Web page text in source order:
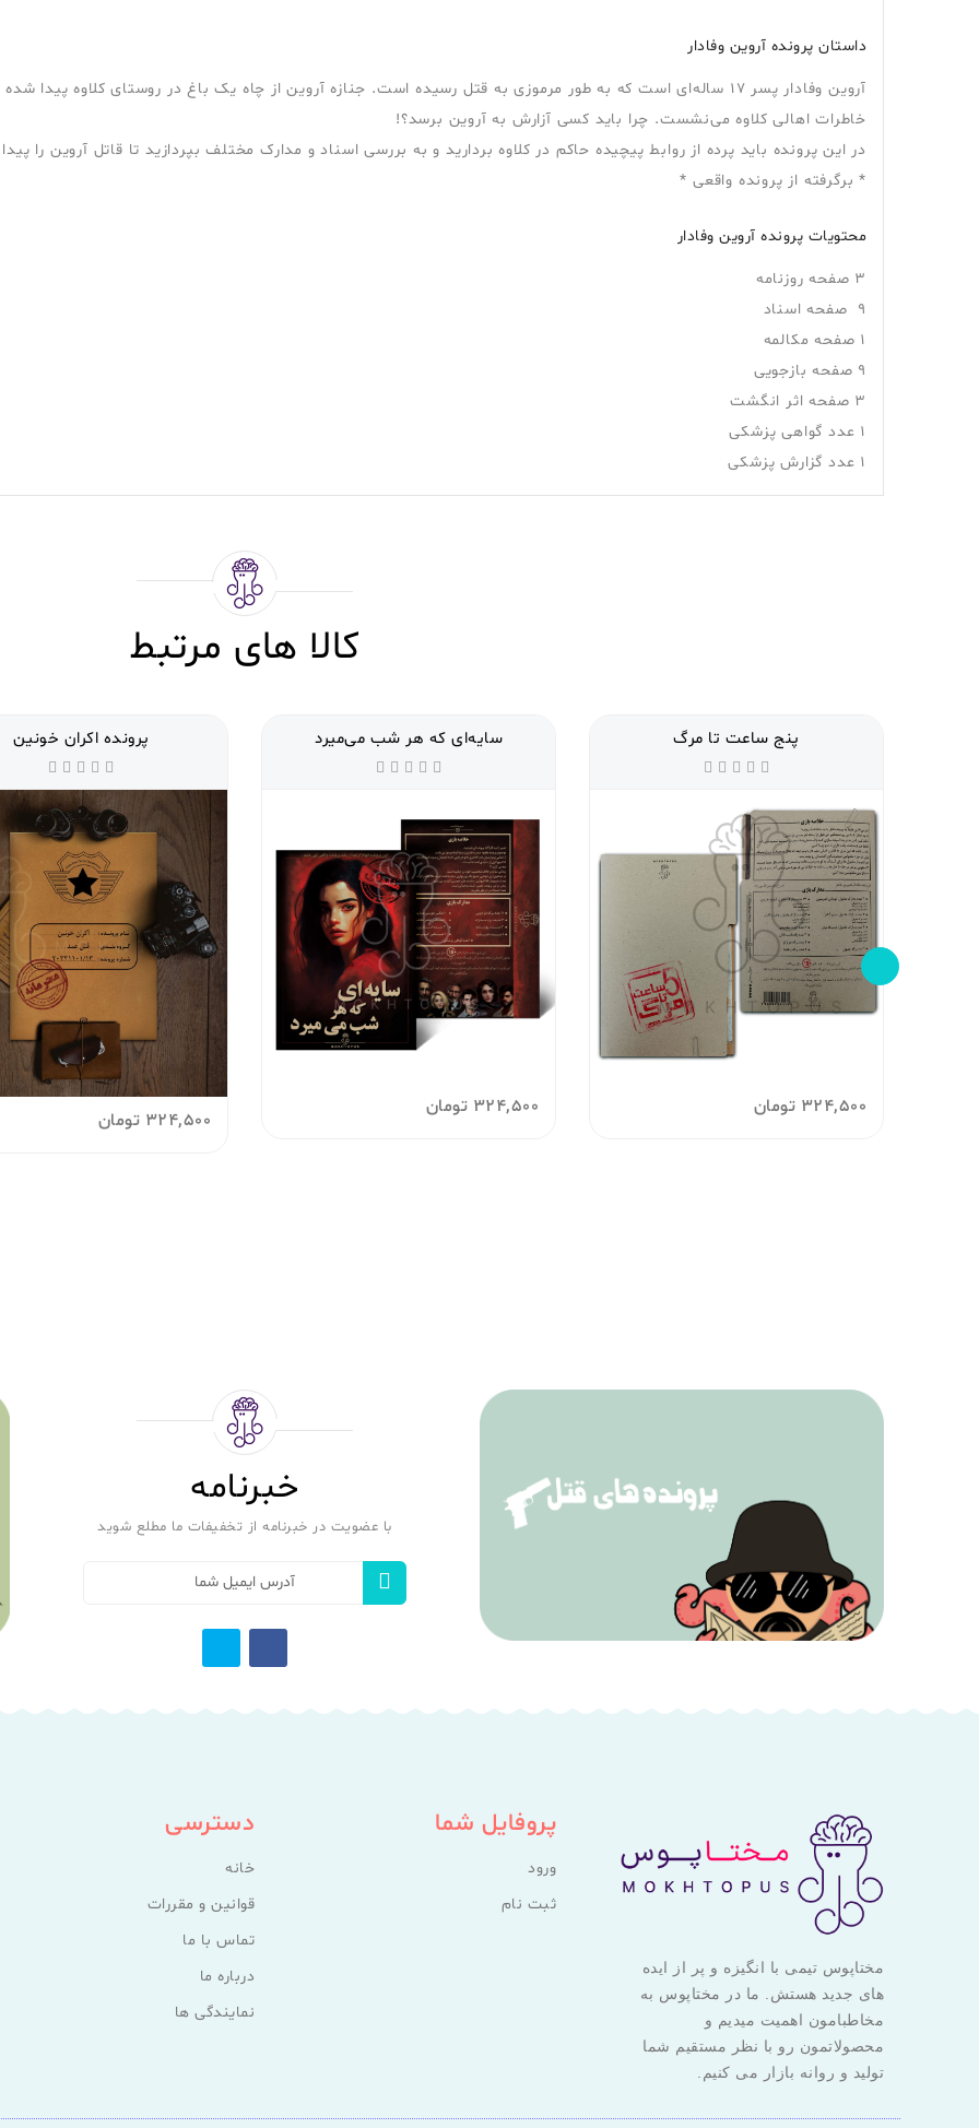
داستان پرونده آروین وفادار
آروین وفادار پسر 17 ساله‌ای است که به طور مرموزی به قتل رسیده است. جنازه آروین از چاه یک باغ در روستای
خاطرات اهالی کلاوه می‌نشست. چرا باید کسی آزارش به آروین برسد؟!
در این پرونده باید پرده از روابط پیچیده حاکم در کلاوه بردارید و به بررسی اسناد و مدارک مختلف بپردازید تا قاتل آروین را
*‌ برگرفته از پرونده واقعی *
محتویات پرونده آروین وفادار
۳ صفحه روزنامه
۹ صفحه اسناد
۱ صفحه مکالمه
۹ صفحه بازجویی
۳ صفحه اثر انگشت
۱ عدد گواهی پزشکی
۱ عدد گزارش پزشکی
کالا های مرتبط
پرونده اکران خونین
324,500 تومان
سایه‌ای که هر شب می‌میرد
324,500 تومان
پنج ساعت تا مرگ
324,500 تومان
خبرنامه
با عضویت در خبرنامه از تخفیفات ما مطلع شوید
مختاپوس تیمی با انگیزه و پر از ایده
های جدید هستش. ما در مختاپوس به
مخاطبامون اهمیت میدیم و
محصولاتمون رو با نظر مستقیم شما
تولید و روانه بازار می کنیم.
پروفایل شما
ورود
ثبت نام
دسترسی
خانه
قوانین و مقررات
تماس با ما
درباره ما
نمایندگی ها